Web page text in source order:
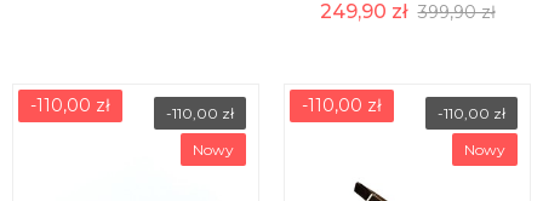
249,90 zł 399,90 zł
-110,00 zł
Nowy
-110,00 zł
-110,00 zł
Nowy
-110,00 zł